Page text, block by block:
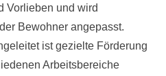
Vorlieben und wird
Bewohner angepasst.
ist gezielte Förderung
Arbeitsbereiche